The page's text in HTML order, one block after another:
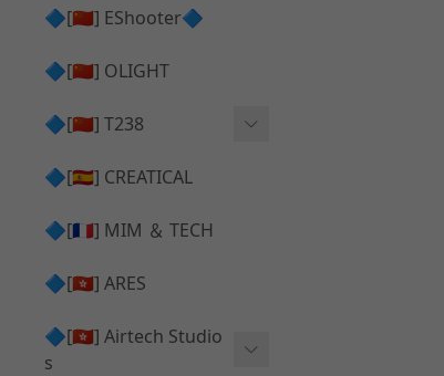
護目鏡 ⧸ 除霧器
腰帶 ⧸ 腿掛
HOP座 ⧸ HOP-UP
競速扳機 ⧸ Speed Trigger
彈匣釋放鈕 ⧸ Mag Releas
推嘴 ⧸ Nozzle
🔷[🇨🇳] EShooter🔷
🔷[🇨🇳] OLIGHT
🔷[🇨🇳] T238
電子扳機
發光器
🔷[🇪🇸] CREATICAL
🔷[🇫🇷] MIM ＆ TECH
🔷[🇭🇰] ARES
🔷[🇭🇰] Airtech Studio
s